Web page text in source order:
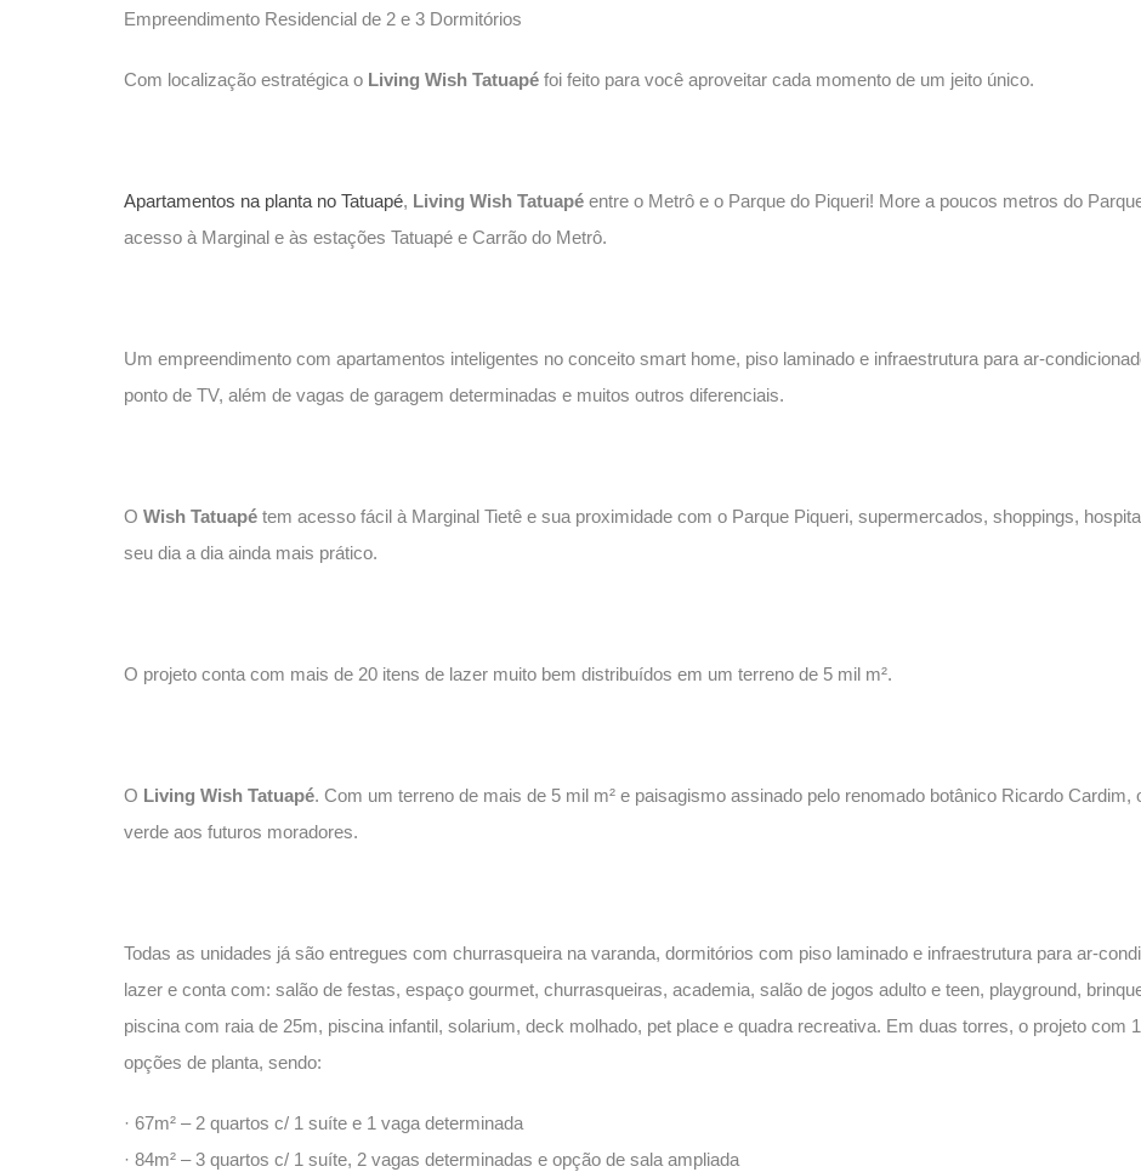
Empreendimento Residencial de 2 e 3 Dormitórios
Com localização estratégica o Living Wish Tatuapé foi feito para você aproveitar cada momento de um jeito único.
Apartamentos na planta no Tatuapé, Living Wish Tatuapé entre o Metrô e o Parque do Piqueri! More a poucos metros do
acesso à Marginal e às estações Tatuapé e Carrão do Metrô.
Um empreendimento com apartamentos inteligentes no conceito smart home, piso laminado e infraestrutura para ar-
ponto de TV, além de vagas de garagem determinadas e muitos outros diferenciais.
O Wish Tatuapé tem acesso fácil à Marginal Tietê e sua proximidade com o Parque Piqueri, supermercados, shoppings,
seu dia a dia ainda mais prático.
O projeto conta com mais de 20 itens de lazer muito bem distribuídos em um terreno de 5 mil m².
O Living Wish Tatuapé. Com um terreno de mais de 5 mil m² e paisagismo assinado pelo renomado botânico Ricardo
verde aos futuros moradores.
Todas as unidades já são entregues com churrasqueira na varanda, dormitórios com piso laminado e infraestrutura para ar-
lazer e conta com: salão de festas, espaço gourmet, churrasqueiras, academia, salão de jogos adulto e teen, playground,
piscina com raia de 25m, piscina infantil, solarium, deck molhado, pet place e quadra recreativa. Em duas torres, o projeto com
opções de planta, sendo:
· 67m² – 2 quartos c/ 1 suíte e 1 vaga determinada
· 84m² – 3 quartos c/ 1 suíte, 2 vagas determinadas e opção de sala ampliada